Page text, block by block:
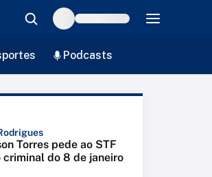
Podcasts
Torres pede ao STF
criminal do 8 de janeiro